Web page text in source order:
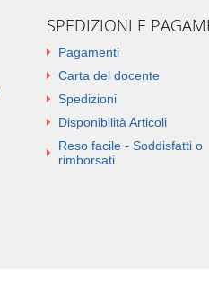
SPEDIZIONI E
Pagamenti
Carta del docente
Spedizioni
Disponibilità Articoli
Reso facile - Soddisfatti o
rimborsati